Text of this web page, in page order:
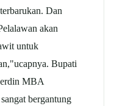
Dan
akan
untuk
Bupati
MBA
bergantung